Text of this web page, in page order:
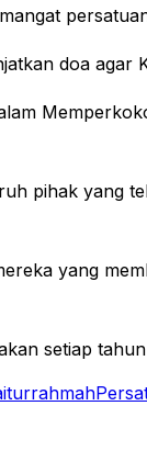
doa
pihak
yang
setiap